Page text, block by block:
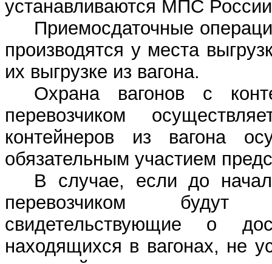
устанавливаются МПС
Приемосдаточные
производятся у места
их выгрузке из вагона.
Охрана вагонов с
перевозчиком
контейнеров из вагона
обязательным участием
В случае, если до
перевозчиком будут
свидетельствующие о
находящихся в вагонах, не